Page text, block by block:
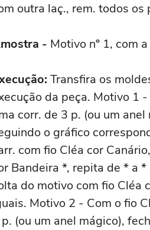
outra laç., rem. todos
- Motivo nº 1, com
Transfira os
da peça. Motivo 1
corr. de 3 p. (ou um
o gráfico
com fio Cléa cor
Bandeira *, repita de * a
do motivo com fio Cléa
Motivo 2 - Com o fio
(ou um anel mágico),